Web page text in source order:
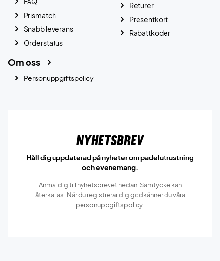
Prismatch
Snabb leverans
Orderstatus
Returer
Presentkort
Rabattkoder
Om oss
Personuppgiftspolicy
Nyhetsbrev
Håll dig uppdaterad på nyheter om padelutrustning
och evenemang.
Anmäl dig till nyhetsbrevet nedan. Samtycke kan
återkallas. När du registrerar dig godkänner du våra
personuppgiftspolicy.